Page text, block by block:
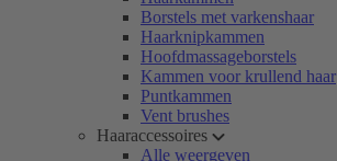
Borstels met varkenshaar
Haarknipkammen
Hoofdmassageborstels
Kammen voor krullend haar
Puntkammen
Vent brushes
Haaraccessoires
Alle weergeven